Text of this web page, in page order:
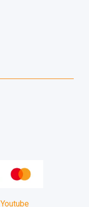
Youtube